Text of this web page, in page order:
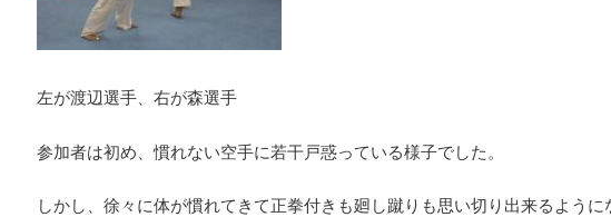
左が渡辺選手、右が森選手
参加者は初め、慣れない空手に若干戸惑っている様子でした。
しかし、徐々に体が慣れてきて正拳付きも廻し蹴りも思い切り出来るように